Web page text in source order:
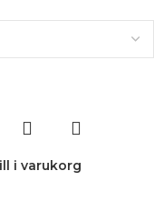
i varukorg